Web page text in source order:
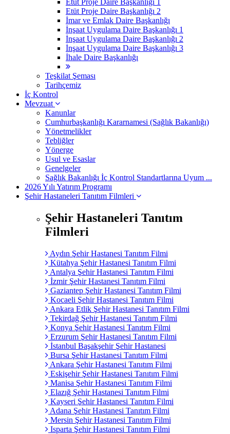
Etüt Proje Daire Başkanlığı 2
İmar ve Emlak Daire Başkanlığı
İnşaat Uygulama Daire Başkanlığı 1
İnşaat Uygulama Daire Başkanlığı 2
İnşaat Uygulama Daire Başkanlığı 3
İhale Daire Başkanlığı
Teşkilat Şeması
Tarihçemiz
İç Kontrol
Mevzuat
Kanunlar
Cumhurbaşkanlığı Kararnamesi (Sağlık Bakanlığı)
Yönetmelikler
Tebliğler
Yönerge
Usul ve Esaslar
Genelgeler
Sağlık Bakanlığı İç Kontrol Standartlarına Uyum ...
2026 Yılı Yatırım Programı
Şehir Hastaneleri Tanıtım Filmleri
Şehir Hastaneleri Tanıtım
Filmleri
Aydın Şehir Hastanesi Tanıtım Filmi
Kütahya Şehir Hastanesi Tanıtım Filmi
Antalya Şehir Hastanesi Tanıtım Filmi
İzmir Şehir Hastanesi Tanıtım Filmi
Gaziantep Şehir Hastanesi Tanıtım Filmi
Kocaeli Şehir Hastanesi Tanıtım Filmi
Ankara Etlik Şehir Hastanesi Tanıtım Filmi
Tekirdağ Şehir Hastanesi Tanıtım Filmi
Konya Şehir Hastanesi Tanıtım Filmi
Erzurum Şehir Hastanesi Tanıtım Filmi
İstanbul Başakşehir Şehir Hastanesi
Bursa Şehir Hastanesi Tanıtım Filmi
Ankara Şehir Hastanesi Tanıtım Filmi
Eskişehir Şehir Hastanesi Tanıtım Filmi
Manisa Şehir Hastanesi Tanıtım Filmi
Elazığ Şehir Hastanesi Tanıtım Filmi
Kayseri Şehir Hastanesi Tanıtım Filmi
Adana Şehir Hastanesi Tanıtım Filmi
Mersin Şehir Hastanesi Tanıtım Filmi
Isparta Şehir Hastanesi Tanıtım Filmi